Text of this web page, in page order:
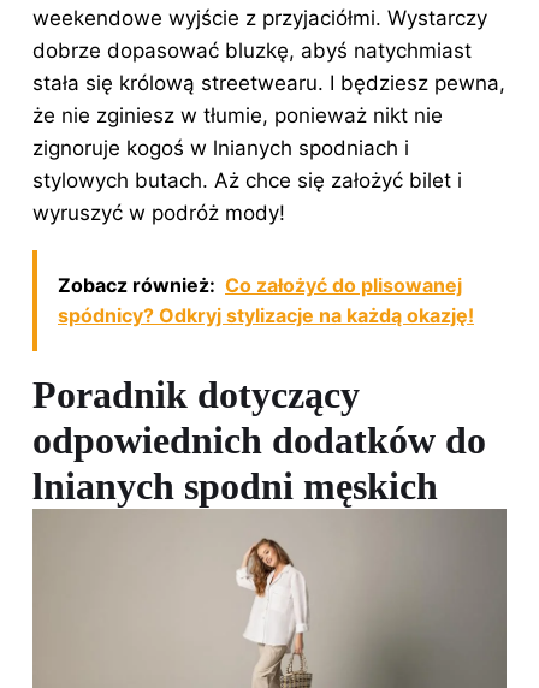
weekendowe wyjście z przyjaciółmi. Wystarczy
dobrze dopasować bluzkę, abyś natychmiast
stała się królową streetwearu. I będziesz pewna,
że nie zginiesz w tłumie, ponieważ nikt nie
zignoruje kogoś w lnianych spodniach i
stylowych butach. Aż chce się założyć bilet i
wyruszyć w podróż mody!
Zobacz również: Co założyć do plisowanej
spódnicy? Odkryj stylizacje na każdą okazję!
Poradnik dotyczący
odpowiednich dodatków do
lnianych spodni męskich